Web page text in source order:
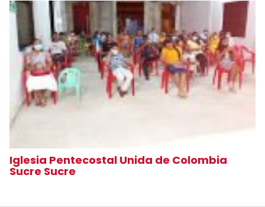
Iglesia Pentecostal Unida de Colombia
Sucre Sucre